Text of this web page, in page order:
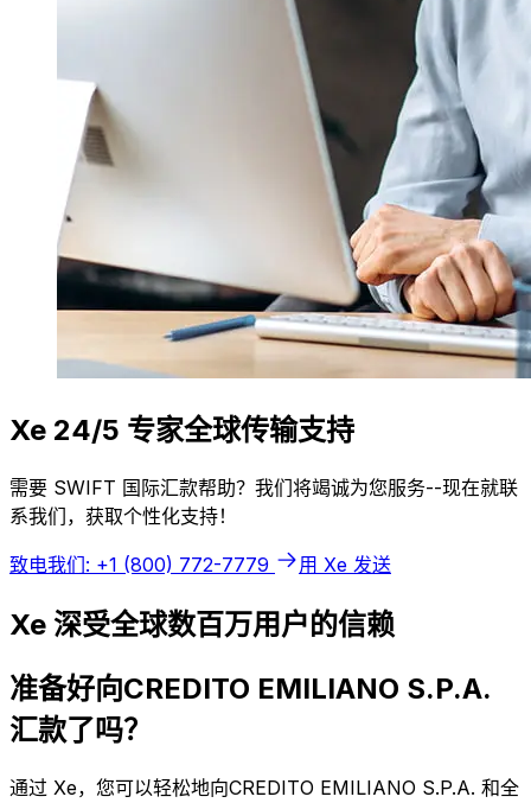
Xe 24/5 专家全球传输支持
需要 SWIFT 国际汇款帮助？我们将竭诚为您服务--现在就联
系我们，获取个性化支持！
致电我们: +1 (800) 772-7779 用 Xe 发送
Xe 深受全球数百万用户的信赖
准备好向CREDITO EMILIANO S.P.A.
汇款了吗？
通过 Xe，您可以轻松地向CREDITO EMILIANO S.P.A. 和全